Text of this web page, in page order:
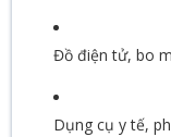
Đồ điện tử, bo
Dụng cụ y tế,